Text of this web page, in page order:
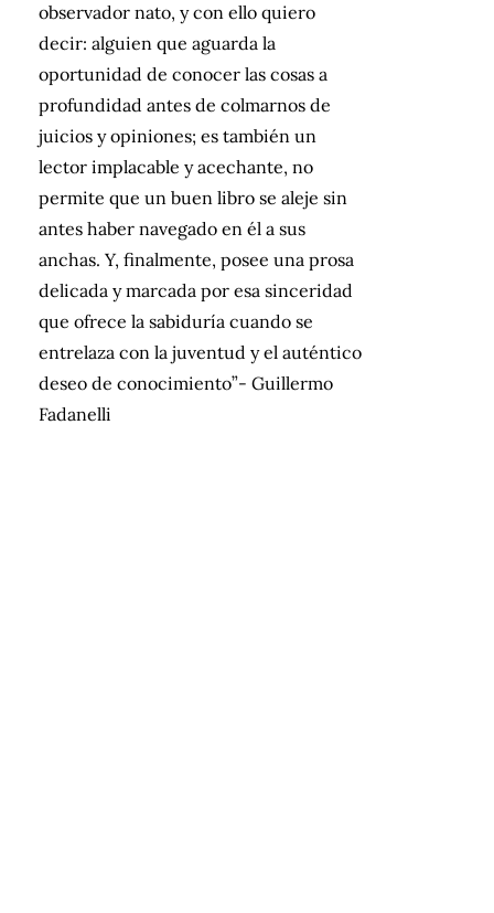
observador nato, y con ello quiero
decir: alguien que aguarda la
oportunidad de conocer las cosas a
profundidad antes de colmarnos de
juicios y opiniones; es también un
lector implacable y acechante, no
permite que un buen libro se aleje sin
antes haber navegado en él a sus
anchas. Y, finalmente, posee una prosa
delicada y marcada por esa sinceridad
que ofrece la sabiduría cuando se
entrelaza con la juventud y el auténtico
deseo de conocimiento”- Guillermo
Fadanelli